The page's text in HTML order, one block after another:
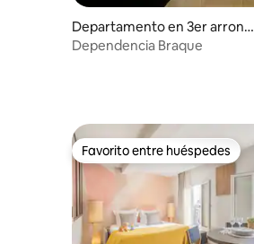
Departamento en 3er arrondi
ssement
Dependencia Braque
Favorito entre huéspedes
Favorito entre huéspedes